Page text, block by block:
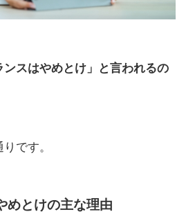
スはやめとけ」と言われるの
です。
めとけの主な理由